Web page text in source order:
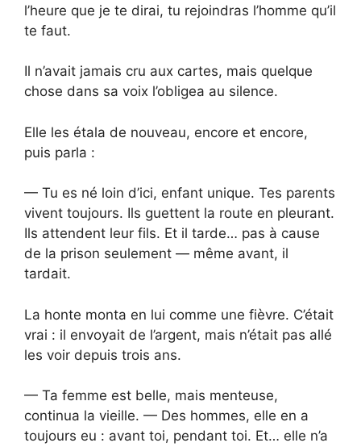
l’heure que je te dirai, tu rejoindras l’homme qu’il
te faut.
Il n’avait jamais cru aux cartes, mais quelque
chose dans sa voix l’obligea au silence.
Elle les étala de nouveau, encore et encore,
puis parla :
— Tu es né loin d’ici, enfant unique. Tes parents
vivent toujours. Ils guettent la route en pleurant.
Ils attendent leur fils. Et il tarde… pas à cause
de la prison seulement — même avant, il
tardait.
La honte monta en lui comme une fièvre. C’était
vrai : il envoyait de l’argent, mais n’était pas allé
les voir depuis trois ans.
— Ta femme est belle, mais menteuse,
continua la vieille. — Des hommes, elle en a
toujours eu : avant toi, pendant toi. Et… elle n’a